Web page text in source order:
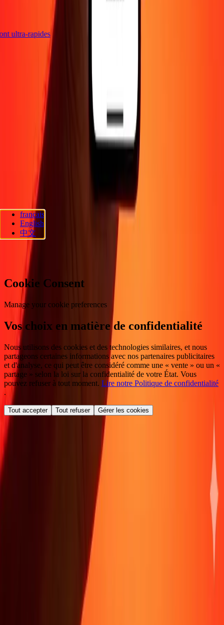
ultra-rapides
Blog
Envoyer de l'argent en
Entreprise Devenir agent
Devenir affilié
Politique de confidentialité
Avis sur les cookies
Promotion Prévention de la fraude
d'accessibilité
Suivez-nous
Ria Lithuania UAB. © 2026 Dandelion Payments, Inc. Tous droits
réservés.
Préférences en matière de cookies
français
English
中文
Cookie Consent
Manage your cookie preferences
Vos choix en matière de confidentialité
Nous utilisons des cookies et des technologies similaires, et nous
partageons certaines informations avec nos partenaires publicitaires
et d'analyse, ce qui peut être considéré comme une « vente » ou un «
partage » selon la loi sur la confidentialité de votre État. Vous
pouvez refuser à tout moment. Lire notre Politique de confidentialité
.
Tout accepter Tout refuser Gérer les cookies